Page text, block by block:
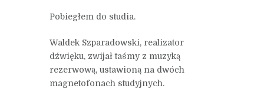
Pobiegłem do studia.
Waldek Szparadowski, realizator
dźwięku, zwijał taśmy z muzyką
rezerwową, ustawioną na dwóch
magnetofonach studyjnych.